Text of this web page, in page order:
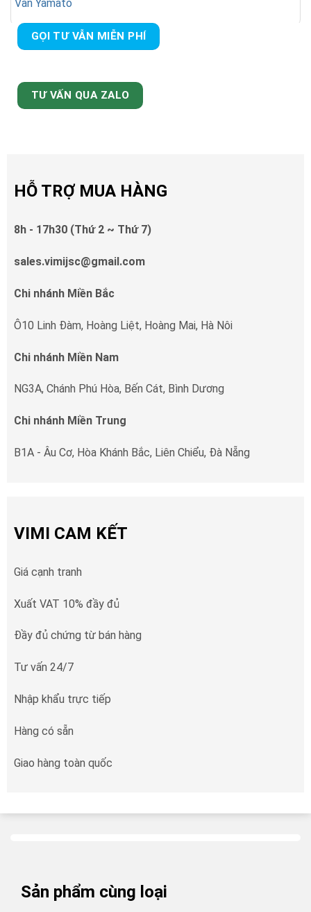
Van Yamato
GỌI TƯ VẪN MIỄN PHÍ
TƯ VẤN QUA ZALO
HỖ TRỢ MUA HÀNG
8h - 17h30 (Thứ 2 ~ Thứ 7)
sales.vimijsc@gmail.com
Chi nhánh Miền Bắc
Ô10 Linh Đàm, Hoàng Liệt, Hoàng Mai, Hà Nôi
Chi nhánh Miền Nam
NG3A, Chánh Phú Hòa, Bến Cát, Bình Dương
Chi nhánh Miền Trung
B1A - Âu Cơ, Hòa Khánh Bắc, Liên Chiểu, Đà Nẵng
VIMI CAM KẾT
Giá cạnh tranh
Xuất VAT 10% đầy đủ
Đầy đủ chứng từ bán hàng
Tư vấn 24/7
Nhập khẩu trực tiếp
Hàng có sẵn
Giao hàng toàn quốc
Sản phẩm cùng loại